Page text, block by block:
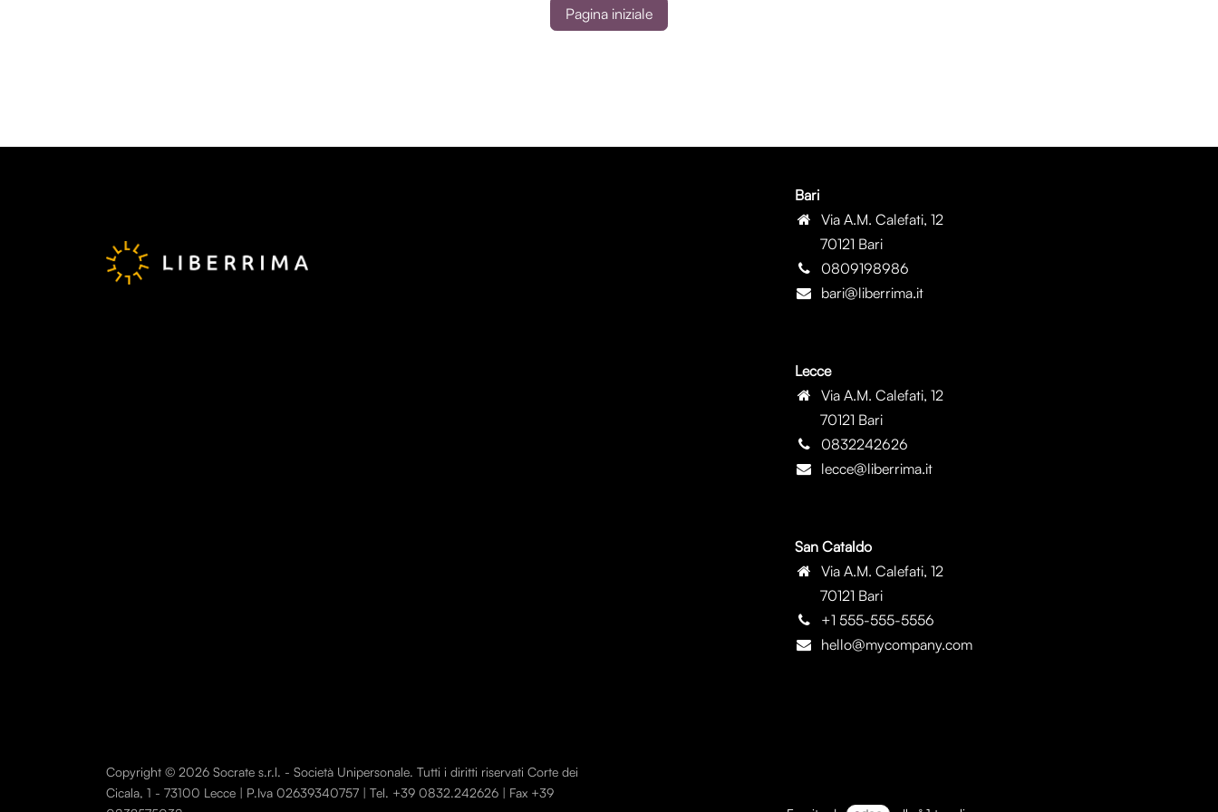
Pagina iniziale
Bari
Via A.M. Calefati, 12
70121 Bari
0809198986
bari@liberrima.it
Lecce
Via A.M. Calefati, 12
70121 Bari
0832242626
lecce@liberrima.it
San Cataldo
Via A.M. Calefati, 12
70121 Bari
+1 555-555-5556
hello@mycompany.com
Copyright © 2026 Socrate s.r.l. - Società Unipersonale. Tutti i diritti riservati Corte dei
Cicala, 1 - 73100 Lecce | P.Iva 02639340757 | Tel. +39 0832.242626 | Fax +39